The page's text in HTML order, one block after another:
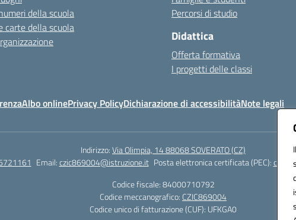
della scuola
carte della scuola
Percorsi di studio
Didattica
Offerta formativa
I progetti delle classi
Albo onlinePrivacy PolicyDichiarazione di accessibilitàNote legali
Indirizzo:Via Olimpia, 14 88068 SOVERATO (CZ)
Email:czic869004@istruzione.it Posta elettronica certificata (PEC):
Codice fiscale: 84000710792
Codice meccanografico: CZIC869004
Codice unico di fatturazione (CUF): UFKGA0